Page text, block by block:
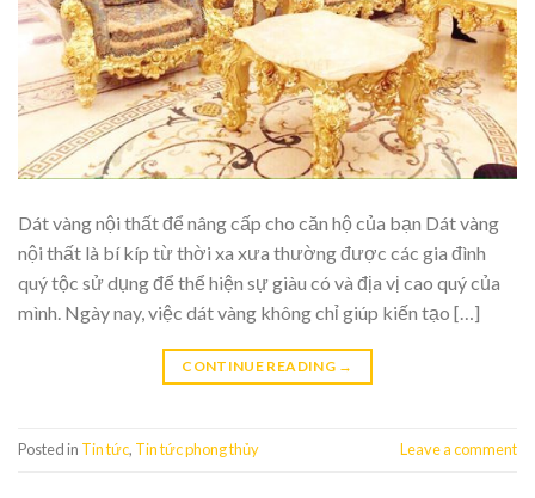
Dát vàng nội thất để nâng cấp cho căn hộ của bạn Dát vàng
nội thất là bí kíp từ thời xa xưa thường được các gia đình
quý tộc sử dụng để thể hiện sự giàu có và địa vị cao quý của
mình. Ngày nay, việc dát vàng không chỉ giúp kiến tạo […]
CONTINUE READING →
Posted in Tin tức, Tin tức phong thủy Leave a comment